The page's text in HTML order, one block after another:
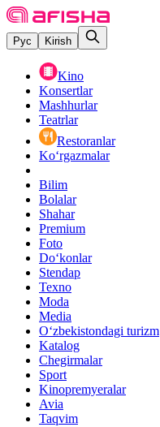
Рус Kirish
Kino
Konsertlar
Mashhurlar
Teatrlar
Restoranlar
Ko‘rgazmalar
Bilim
Bolalar
Shahar
Premium
Foto
Do‘konlar
Stendap
Texno
Moda
Media
O‘zbekistondagi turizm
Katalog
Chegirmalar
Sport
Kinopremyeralar
Avia
Taqvim